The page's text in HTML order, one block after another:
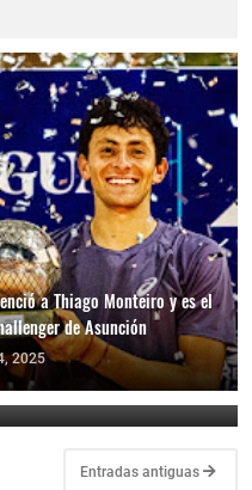
a Thiago Monteiro y es el
de Asunción
2025
vs. Emilio Nava por el título
de Asunción
2025
Entradas antiguas